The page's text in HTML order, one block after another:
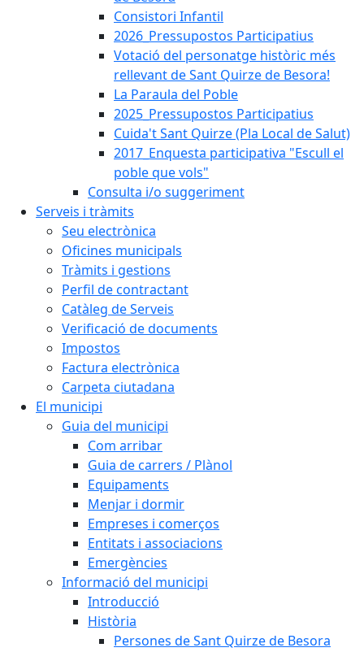
Consistori Infantil
2026_Pressupostos Participatius
Votació del personatge històric més
rellevant de Sant Quirze de Besora!
La Paraula del Poble
2025_Pressupostos Participatius
Cuida't Sant Quirze (Pla Local de Salut)
2017_Enquesta participativa "Escull el
poble que vols"
Consulta i/o suggeriment
Serveis i tràmits
Seu electrònica
Oficines municipals
Tràmits i gestions
Perfil de contractant
Catàleg de Serveis
Verificació de documents
Impostos
Factura electrònica
Carpeta ciutadana
El municipi
Guia del municipi
Com arribar
Guia de carrers / Plànol
Equipaments
Menjar i dormir
Empreses i comerços
Entitats i associacions
Emergències
Informació del municipi
Introducció
Història
Persones de Sant Quirze de Besora